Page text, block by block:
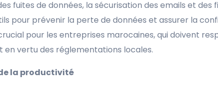
fuites de données, la sécurisation des emails et des
pour prévenir la perte de données et assurer la
pour les entreprises marocaines, qui doivent
vertu des réglementations locales.
la productivité